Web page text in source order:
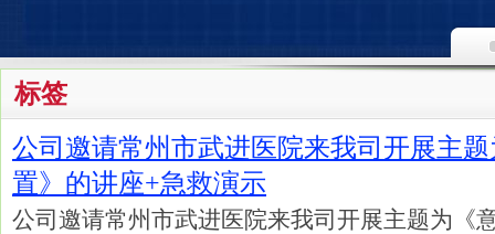
标签
公司邀请常州市武进医院来我司开展主
置》的讲座+急救演示
公司邀请常州市武进医院来我司开展主题为《